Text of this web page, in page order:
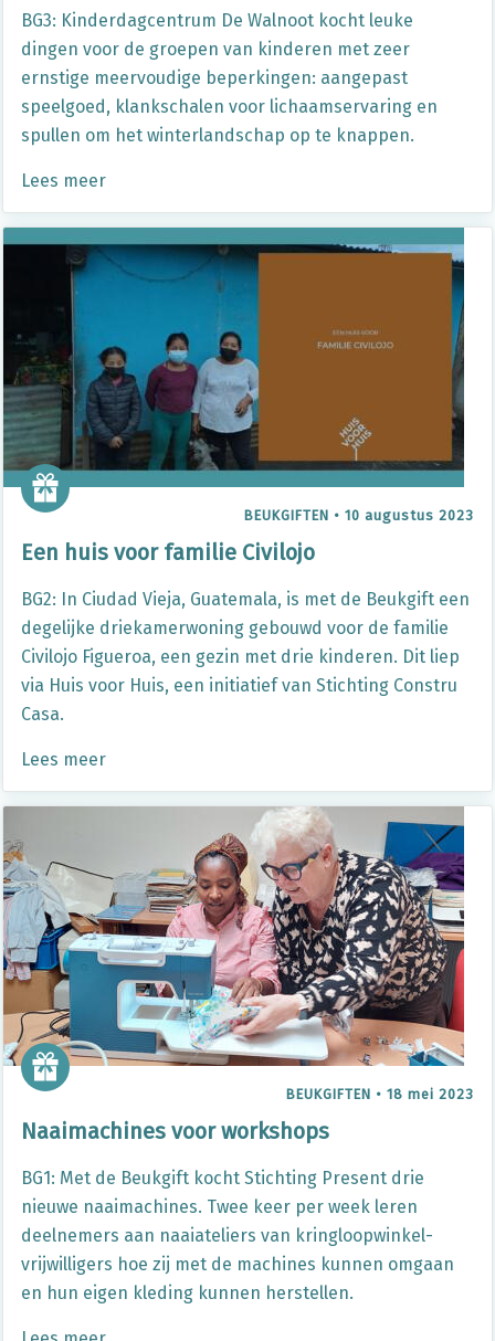
BG3: Kinderdagcentrum De Walnoot kocht leuke
dingen voor de groepen van kinderen met zeer
ernstige meervoudige beperkingen: aangepast
speelgoed, klankschalen voor lichaamservaring en
spullen om het winterlandschap op te knappen.
Lees meer
BEUKGIFTEN • 10 augustus 2023
Een huis voor familie Civilojo
BG2: In Ciudad Vieja, Guatemala, is met de Beukgift een
degelijke driekamerwoning gebouwd voor de familie
Civilojo Figueroa, een gezin met drie kinderen. Dit liep
via Huis voor Huis, een initiatief van Stichting Constru
Casa.
Lees meer
BEUKGIFTEN • 18 mei 2023
Naaimachines voor workshops
BG1: Met de Beukgift kocht Stichting Present drie
nieuwe naaimachines. Twee keer per week leren
deelnemers aan naaiateliers van kringloopwinkel-
vrijwilligers hoe zij met de machines kunnen omgaan
en hun eigen kleding kunnen herstellen.